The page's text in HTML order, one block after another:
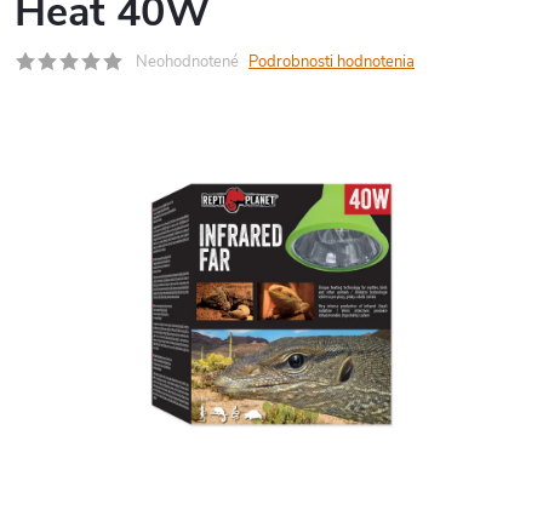
Heat 40W
Neohodnotené Podrobnosti hodnotenia